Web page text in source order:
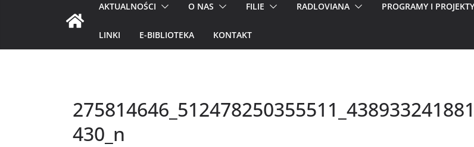
AKTUALNOŚCI O NAS FILIE RADLOVIANA PROGRAMY I PROJEKTY
LINKI E-BIBLIOTEKA KONTAKT
430_n